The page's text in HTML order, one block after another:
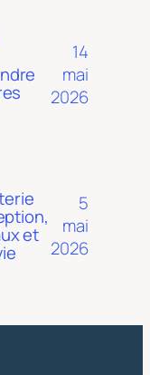
14
mai
2026
et
5
mai
2026